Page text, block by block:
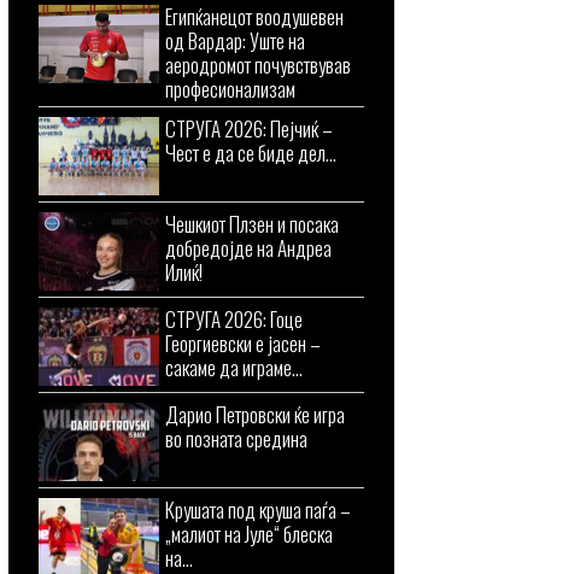
Египќанецот воодушевен
од Вардар: Уште на
аеродромот почувствував
професионализам
СТРУГА 2026: Пејчиќ –
Чест е да се биде дел...
Чешкиот Плзен и посака
добредојде на Андреа
Илиќ!
СТРУГА 2026: Гоце
Георгиевски е јасен –
сакаме да играме...
Дарио Петровски ќе игра
во позната средина
Крушата под круша паѓа –
„малиот на Јуле“ блеска
на...